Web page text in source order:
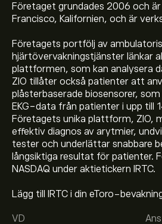
Företaget grundades 2006 och
Francisco, Kalifornien, och är
Företagets portfölj av
hjärtövervakningstjänster länkar
plattformen, som kan analysera
ZIO tillåter också patienter att
plåsterbaserade biosensorer,
EKG-data från patienter i upp till
Företagets unika plattform, ZIO,
effektiv diagnos av arytmier,
tester och underlättar snabbare
långsiktiga resultat för patienter.
NASDAQ under aktietickern IRTC.
Lägg till IRTC i din eToro-
VD
Aktiekursen live för IRTC är